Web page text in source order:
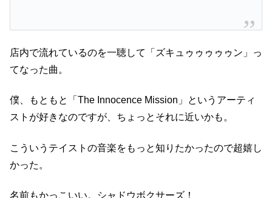
店内で流れているのを一聴して「ズキュゥゥゥゥゥン」っ
てなった曲。
僕、もともと「The Innocence Mission」というアーティ
ストが好きなのですが、ちょっとそれに近いかも。
こういうテイストの音楽をもっと知りたかったので超嬉し
かった。
名前もかっこいい。シャドウボクサーズ！